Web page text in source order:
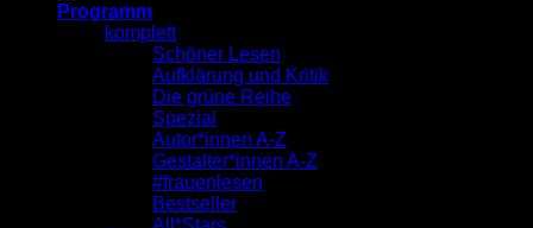
Programm
komplett
Schöner Lesen
Aufklärung und Kritik
Die grüne Reihe
Spezial
Autor*innen A-Z
Gestalter*innen A-Z
#frauenlesen
Bestseller